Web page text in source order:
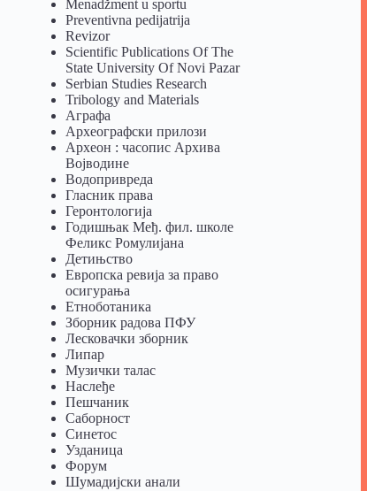
Menadžment u sportu
Preventivna pedijatrija
Revizor
Scientific Publications Of The
State University Of Novi Pazar
Serbian Studies Research
Tribology and Materials
Аграфа
Археографски прилози
Археон : часопис Архива
Војводине
Водопривреда
Гласник права
Геронтологија
Годишњак Међ. фил. школе
Феликс Ромулијана
Детињство
Европска ревија за право
осигурања
Eтноботаника
Зборник радова ПФУ
Лесковачки зборник
Липар
Музички талас
Наслеђе
Пешчаник
Саборност
Синетос
Узданица
Форум
Шумадијски анали